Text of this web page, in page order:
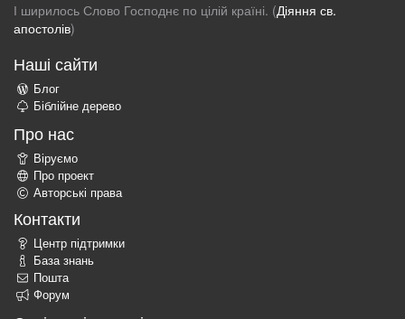
І ширилось Слово Господнє по цілій країні. (Діяння св.
апостолів)
Наші сайти
Блог
Біблійне дерево
Про нас
Віруємо
Про проект
Авторські права
Контакти
Центр підтримки
База знань
Пошта
Форум